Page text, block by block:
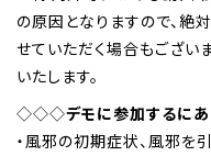
の原因となりますので、絶
せていただく場合もござい
いたします。
◇◇◇デモに参加するにあ
・風邪の初期症状、風邪を